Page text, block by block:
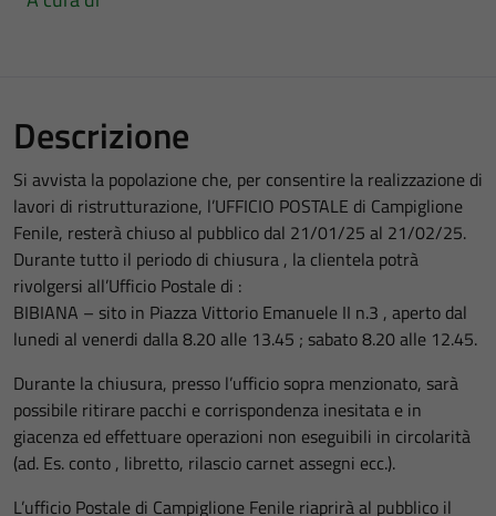
Descrizione
Si avvista la popolazione che, per consentire la realizzazione di
lavori di ristrutturazione, l’UFFICIO POSTALE di Campiglione
Fenile, resterà chiuso al pubblico dal 21/01/25 al 21/02/25.
Durante tutto il periodo di chiusura , la clientela potrà
rivolgersi all’Ufficio Postale di :
BIBIANA – sito in Piazza Vittorio Emanuele II n.3 , aperto dal
lunedi al venerdi dalla 8.20 alle 13.45 ; sabato 8.20 alle 12.45.
Durante la chiusura, presso l’ufficio sopra menzionato, sarà
possibile ritirare pacchi e corrispondenza inesitata e in
giacenza ed effettuare operazioni non eseguibili in circolarità
(ad. Es. conto , libretto, rilascio carnet assegni ecc.).
L’ufficio Postale di Campiglione Fenile riaprirà al pubblico il